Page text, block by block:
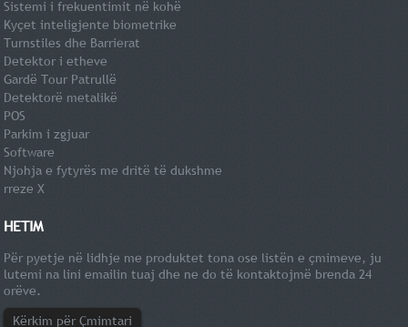
Sistemi i frekuentimit në kohë
Kyçet inteligjente biometrike
Turnstiles dhe Barrierat
Detektor i etheve
Gardë Tour Patrullë
Detektorë metalikë
POS
Parkim i zgjuar
Software
Njohja e fytyrës me dritë të dukshme
rreze X
HETIM
Për pyetje në lidhje me produktet tona ose listën e çmimeve, ju
lutemi na lini emailin tuaj dhe ne do të kontaktojmë brenda 24
orëve.
Kërkim për Çmimtari